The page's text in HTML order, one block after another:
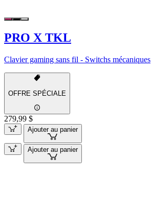
PRO X TKL
Clavier gaming sans fil - Switchs mécaniques
OFFRE SPÉCIALE
279,99 $
Ajouter au panier
Ajouter au panier